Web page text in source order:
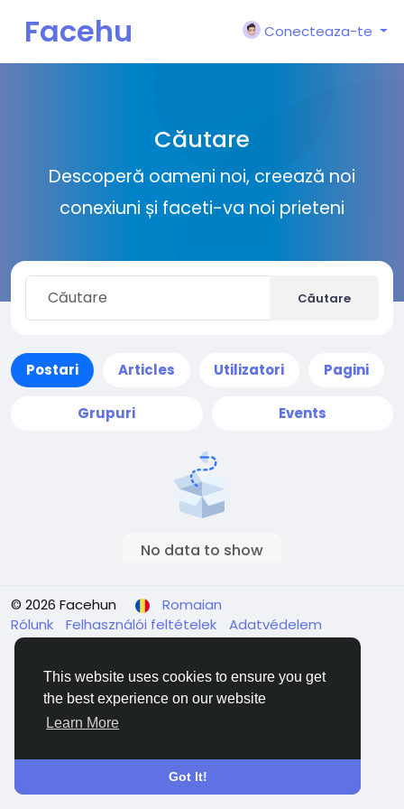
This website uses cookies to ensure you get
the best experience on our website
Learn More
Got It!
Facehu
Conecteaza-te
Căutare
Descoperă oameni noi, creează noi
conexiuni și faceti-va noi prieteni
Căutare
Postari Articles Utilizatori Pagini
Grupuri Events
No data to show
© 2026 Facehun
Romaian
Rólunk
Felhasználói feltételek
Adatvédelem
Contacteaza-ne